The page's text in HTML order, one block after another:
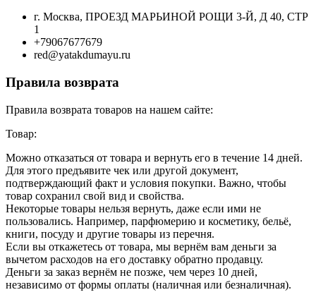
г. Москва, ПРОЕЗД МАРЬИНОЙ РОЩИ 3-Й, Д 40, СТР
1
+79067677679
red@yatakdumayu.ru
Правила возврата
Правила возврата товаров на нашем сайте:
Товар:
Можно отказаться от товара и вернуть его в течение 14 дней.
Для этого предъявите чек или другой документ,
подтверждающий факт и условия покупки. Важно, чтобы
товар сохранил свой вид и свойства.
Некоторые товары нельзя вернуть, даже если ими не
пользовались. Например, парфюмерию и косметику, бельё,
книги, посуду и другие товары из перечня.
Если вы откажетесь от товара, мы вернём вам деньги за
вычетом расходов на его доставку обратно продавцу.
Деньги за заказ вернём не позже, чем через 10 дней,
независимо от формы оплаты (наличная или безналичная).